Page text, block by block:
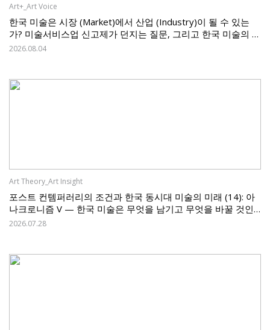
Art+_Art Voice
한국 미술은 시장 (Market)에서 산업 (Industry)이 될 수 있는
가? 미술서비스업 신고제가 던지는 질문, 그리고 한국 미술의 과
제
2026.08.04
Art Theory_Art Insight
포스트 컨템퍼러리의 조건과 한국 동시대 미술의 미래 (14): 아
나크로니즘 V — 한국 미술은 무엇을 남기고 무엇을 바꿀 것인
가
2026.07.28